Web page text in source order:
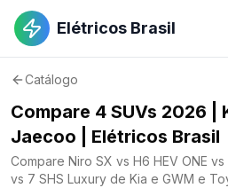
Elétricos Brasil
Catálogo
Compare 4 SUVs 2026 |
Jaecoo | Elétricos Brasil
Compare Niro SX vs H6 HEV ONE
vs 7 SHS Luxury de Kia e GWM e